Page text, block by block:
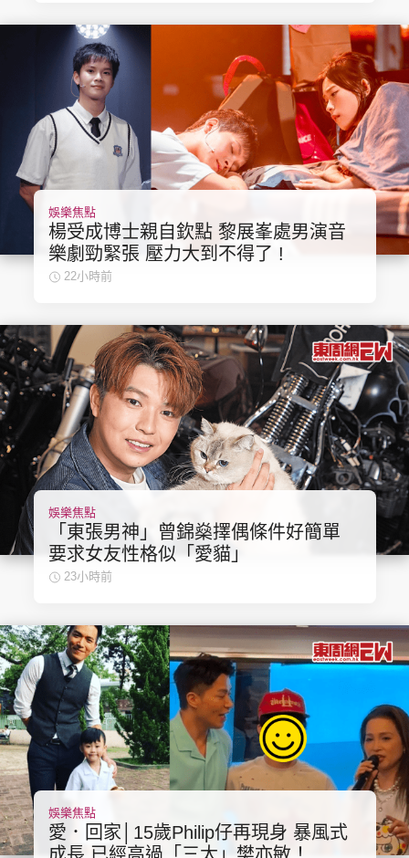
娛樂焦點
楊受成博士親自欽點 黎展峯處男演音
樂劇勁緊張 壓力大到不得了 !
22小時前
娛樂焦點
「東張男神」曾錦燊擇偶條件好簡單
要求女友性格似「愛貓」
23小時前
娛樂焦點
愛．回家│15歲Philip仔再現身 暴風式